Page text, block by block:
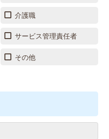
介護職
サービス管理責任者
その他